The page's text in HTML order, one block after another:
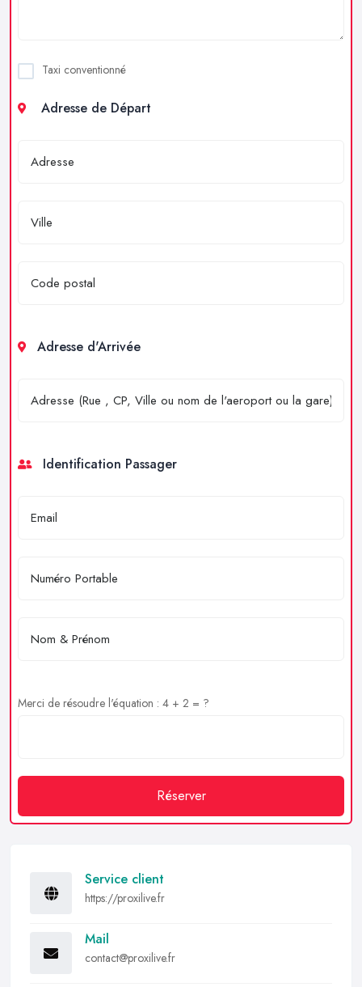
Taxi conventionné
Adresse de Départ
Adresse d'Arrivée
Identification Passager
Merci de résoudre l'équation : 4 + 2 = ?
Réserver
Service client
https://proxilive.fr
Mail
contact@proxilive.fr